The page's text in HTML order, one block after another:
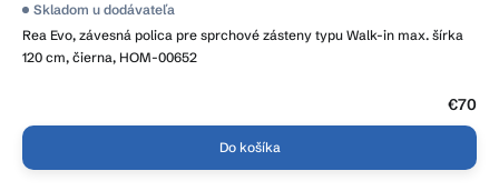
Rea Evo, závesná polica pre sprchové zásteny typu Walk-in max. šírka
120 cm, čierna, HOM-00652
Priemerné
hodnotenie
produktu
je
Skladom u dodávateľa
€70
Do košíka